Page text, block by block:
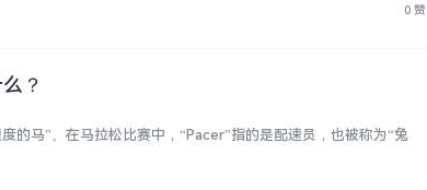
0 赞
？
的马”。在马拉松比赛中，“Pacer”指的是配速员，也被称为“兔